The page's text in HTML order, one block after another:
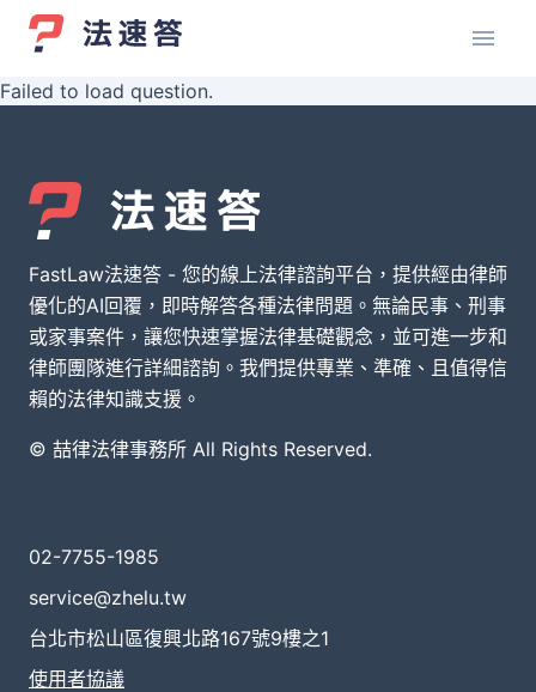
Failed to load question.
FastLaw法速答 - 您的線上法律諮詢平台，提供經由律師
優化的AI回覆，即時解答各種法律問題。無論民事、刑事
或家事案件，讓您快速掌握法律基礎觀念，並可進一步和
律師團隊進行詳細諮詢。我們提供專業、準確、且值得信
賴的法律知識支援。
© 喆律法律事務所 All Rights Reserved.
02-7755-1985
service@zhelu.tw
台北市松山區復興北路167號9樓之1
使用者協議